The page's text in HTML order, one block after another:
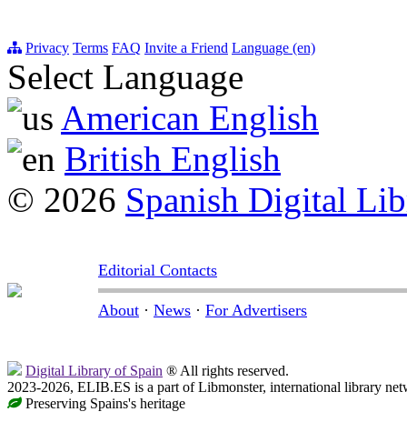
Privacy Terms FAQ Invite a Friend Language (en)
Select Language
American English
British English
© 2026 Spanish Digital
Editorial Contacts
About · News · For Advertisers
Digital Library of Spain ® All rights reserved.
2023-2026, ELIB.ES is a part of Libmonster, international library
Preserving Spains's heritage